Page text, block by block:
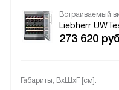
Встраиваемый
Liebherr
273 620
Габариты, ВxШxГ [см]: